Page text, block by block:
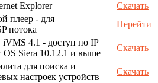
Explorer
Скачать
плеер - для
потока
Перейти
4.1 - доступ по IP
OS Siera 10.12.1 и выше
Скачать
для поиска и
настроек устройств
Скачать